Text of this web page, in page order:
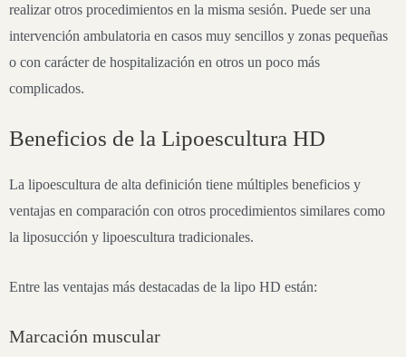
realizar otros procedimientos en la misma sesión. Puede ser una
intervención ambulatoria en casos muy sencillos y zonas pequeñas
o con carácter de hospitalización en otros un poco más
complicados.
Beneficios de la Lipoescultura HD
La lipoescultura de alta definición tiene múltiples beneficios y
ventajas en comparación con otros procedimientos similares como
la liposucción y lipoescultura tradicionales.
Entre las ventajas más destacadas de la lipo HD están:
Marcación muscular